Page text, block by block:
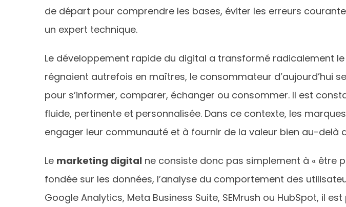
de départ pour comprendre les bases, éviter les erreurs
un expert technique.
Le développement rapide du digital a transformé radicalement
régnaient autrefois en maîtres, le consommateur d’aujourd’hui
pour s’informer, comparer, échanger ou consommer. Il est
fluide, pertinente et personnalisée. Dans ce contexte, les
engager leur communauté et à fournir de la valeur bien au-delà
Le marketing digital ne consiste donc pas simplement à « être
fondée sur les données, l’analyse du comportement des
Google Analytics, Meta Business Suite, SEMrush ou HubSpot, il